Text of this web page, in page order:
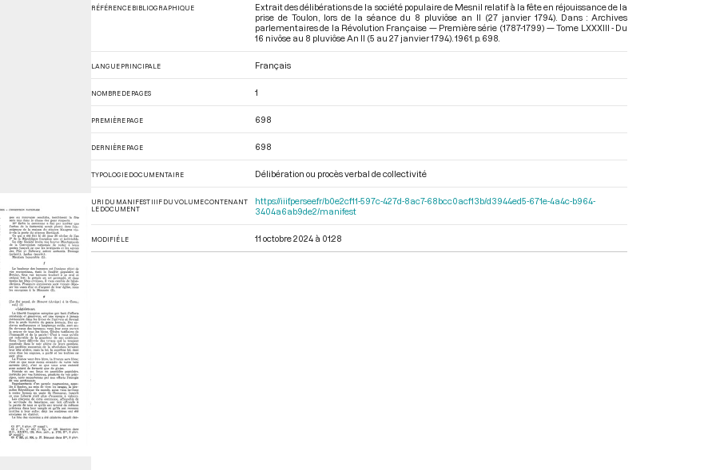
RÉFÉRENCE BIBLIOGRAPHIQUE
Extrait des délibérations de la société populaire de Mesnil relatif à la fête en réjouissance de la
prise de Toulon, lors de la séance du 8 pluviôse an II (27 janvier 1794). Dans : Archives
parlementaires de la Révolution Française — Première série (1787-1799) — Tome LXXXIII - Du
16 nivôse au 8 pluviôse An II (5 au 27 janvier 1794) . 1961. p. 698.
LANGUE PRINCIPALE Français
NOMBRE DE PAGES 1
PREMIÈRE PAGE 698
DERNIÈRE PAGE 698
TYPOLOGIE DOCUMENTAIRE Délibération ou procès verbal de collectivité
URI DU MANIFEST IIIF DU VOLUME CONTENANT
LE DOCUMENT
https://iiif.persee.fr/b0e2cf11-597c-427d-8ac7-68bcc0acf13b/d3944ed5-671e-4a4c-b964-
3404a6ab9de2/manifest
MODIFIÉ LE 11 octobre 2024 à 01:28